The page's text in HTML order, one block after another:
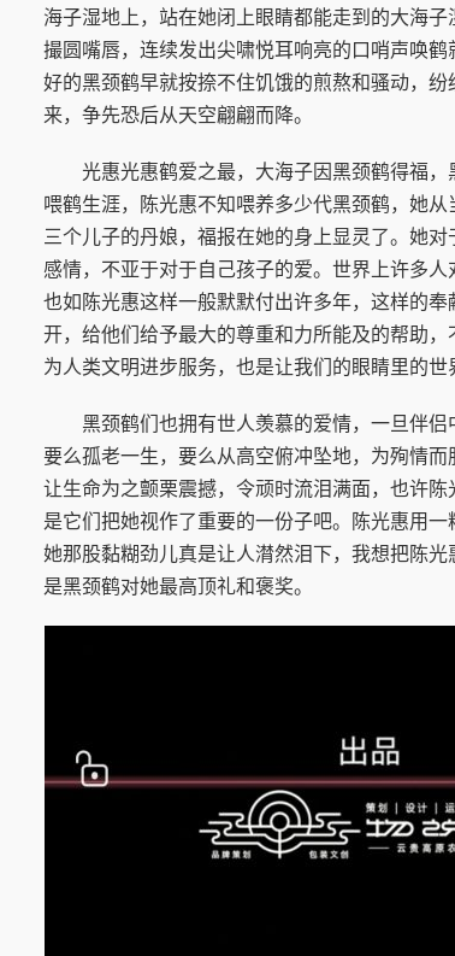
海子湿地上，站在她闭上眼睛都能走到的大海子
撮圆嘴唇，连续发出尖啸悦耳响亮的口哨声唤
好的黑颈鹤早就按捺不住饥饿的煎熬和骚动，
来，争先恐后从天空翩翩而降。
光惠光惠鹤爱之最，大海子因黑颈鹤得福，
喂鹤生涯，陈光惠不知喂养多少代黑颈鹤，她
三个儿子的丹娘，福报在她的身上显灵了。她
感情，不亚于对于自己孩子的爱。世界上许多人
也如陈光惠这样一般默默付出许多年，这样的
开，给他们给予最大的尊重和力所能及的帮助
为人类文明进步服务，也是让我们的眼睛里的世
黑颈鹤们也拥有世人羡慕的爱情，一旦伴侣
要么孤老一生，要么从高空俯冲坠地，为殉情而
让生命为之颤栗震撼，令顽时流泪满面，也许
是它们把她视作了重要的一份子吧。陈光惠用
她那股黏糊劲儿真是让人潸然泪下，我想把陈
是黑颈鹤对她最高顶礼和褒奖。